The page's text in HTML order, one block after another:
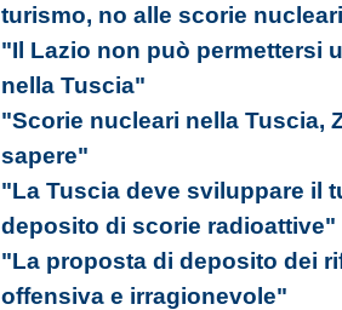
turismo, no alle scorie
"Il Lazio non può permettersi
nella Tuscia"
"Scorie nucleari nella Tuscia,
sapere"
"La Tuscia deve sviluppare il
deposito di scorie radioattive"
"La proposta di deposito dei
offensiva e irragionevole"